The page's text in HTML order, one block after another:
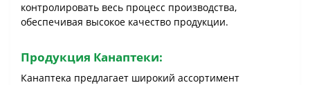
контролировать весь процесс производства,
обеспечивая высокое качество продукции.
Продукция Канаптеки:
Канаптека предлагает широкий ассортимент